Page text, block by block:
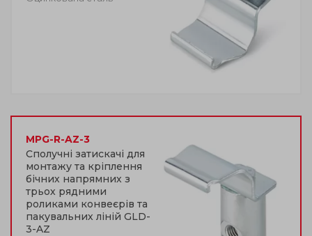
MPG-R-AZ-3
Сполучні затискачі для
монтажу та кріплення
бічних напрямних з
трьох рядними
роликами конвеєрів та
пакувальних ліній GLD-
3-AZ